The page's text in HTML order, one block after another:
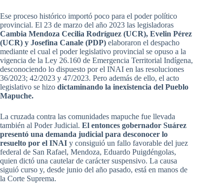
Ese proceso histórico importó poco para el poder político
provincial. El 23 de marzo del año 2023 las legisladoras
Cambia Mendoza Cecilia Rodríguez (UCR), Evelin Pérez
(UCR) y Josefina Canale (PDP) elaboraron el despacho
mediante el cual el poder legislativo provincial se opuso a la
vigencia de la Ley 26.160 de Emergencia Territorial Indígena,
desconociendo lo dispuesto por el INAI en las resoluciones
36/2023; 42/2023 y 47/2023. Pero además de ello, el acto
legislativo se hizo dictaminando la inexistencia del Pueblo
Mapuche.
La cruzada contra las comunidades mapuche fue llevada
también al Poder Judicial. El entonces gobernador Suárez
presentó una demanda judicial para desconocer lo
resuelto por el INAI y consiguió un fallo favorable del juez
federal de San Rafael, Mendoza, Eduardo Puigdéngolas,
quien dictó una cautelar de carácter suspensivo. La causa
siguió curso y, desde junio del año pasado, está en manos de
la Corte Suprema.